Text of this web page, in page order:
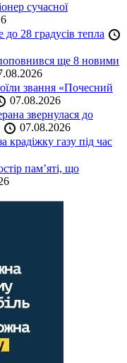
сучасної
до 28 градусів тепла
ще 8 новими
звання «Почесний
07.08.2026
звернулася до
07.08.2026
крадіжку газу під час
пам’яті, що